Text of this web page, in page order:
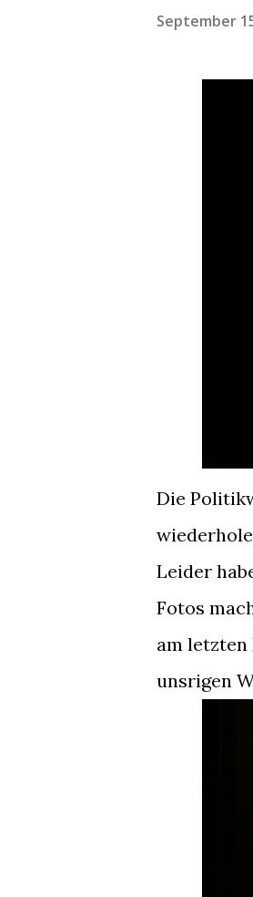
September
Die
Leider
Fotos
am letzten
unsrigen